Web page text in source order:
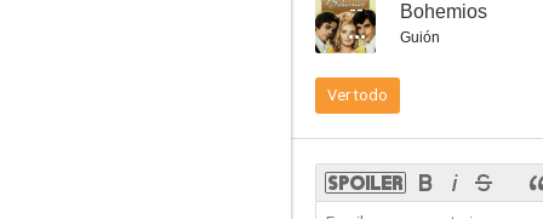
-- Bohemios
Guión
Ver todo